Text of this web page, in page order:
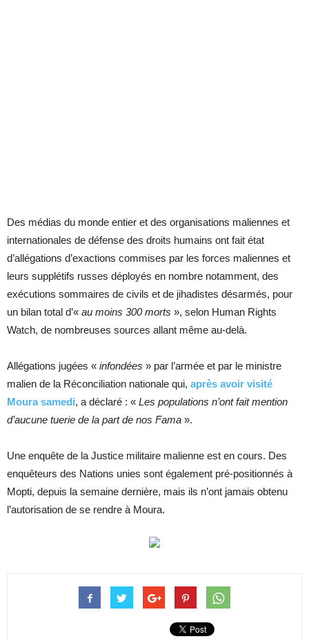
Des médias du monde entier et des organisations maliennes et
internationales de défense des droits humains ont fait état
d’allégations d’exactions commises par les forces maliennes et
leurs supplétifs russes déployés en nombre notamment, des
exécutions sommaires de civils et de jihadistes désarmés, pour
un bilan total d’« au moins 300 morts », selon Human Rights
Watch, de nombreuses sources allant même au-delà.
Allégations jugées « infondées » par l’armée et par le ministre
malien de la Réconciliation nationale qui, après avoir visité
Moura samedi, a déclaré : « Les populations n’ont fait mention
d’aucune tuerie de la part de nos Fama ».
Une enquête de la Justice militaire malienne est en cours. Des
enquêteurs des Nations unies sont également pré-positionnés à
Mopti, depuis la semaine dernière, mais ils n’ont jamais obtenu
l’autorisation de se rendre à Moura.